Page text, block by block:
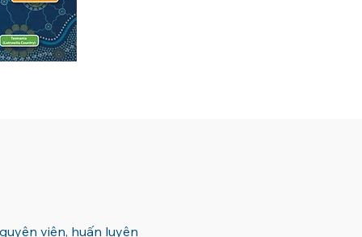
viên, huấn luyện